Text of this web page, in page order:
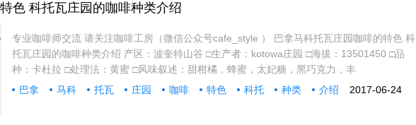
色 科托瓦庄园的咖啡种类介绍
专业咖啡师交流 请关注咖啡工房（微信公众号cafe_style ） 巴拿马科托瓦庄园咖啡的特色 科
托瓦庄园的咖啡种类介绍 产区：波奎特山谷 □生产者：kotowa庄园 □海拔：13501450 □品
种：卡杜拉 □处理法：黄蜜 □风味叙述：甜柑橘，蜂蜜，太妃糖，黑巧克力，丰
2017-06-24
巴拿 马科 托瓦 庄园 咖啡 特色 科托 种类
介绍